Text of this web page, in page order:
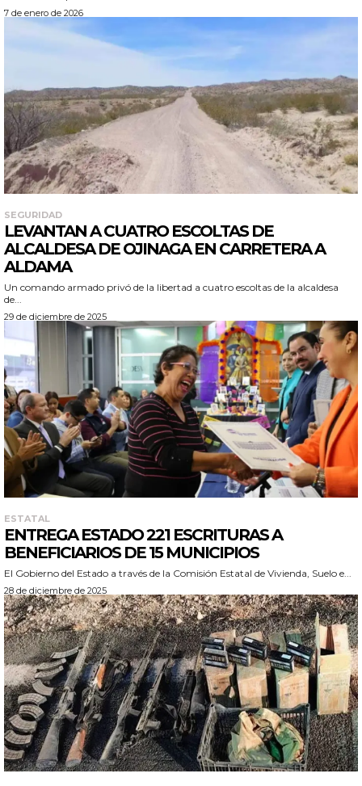
7 de enero de 2026
SEGURIDAD
LEVANTAN A CUATRO ESCOLTAS DE
ALCALDESA DE OJINAGA EN CARRETERA A
ALDAMA
Un comando armado privó de la libertad a cuatro escoltas de la alcaldesa
de...
29 de diciembre de 2025
ESTATAL
ENTREGA ESTADO 221 ESCRITURAS A
BENEFICIARIOS DE 15 MUNICIPIOS
El Gobierno del Estado a través de la Comisión Estatal de Vivienda, Suelo e...
28 de diciembre de 2025